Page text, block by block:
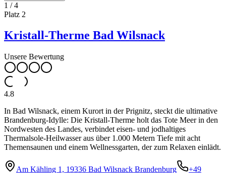
1 /4
Platz 2
Kristall-Therme Bad Wilsnack
Unsere Bewertung
4.8
In Bad Wilsnack, einem Kurort in der Prignitz, steckt die ultimative
Brandenburg-Idylle: Die Kristall-Therme holt das Tote Meer in den
Nordwesten des Landes, verbindet eisen- und jodhaltiges
Thermalsole-Heilwasser aus über 1.000 Metern Tiefe mit acht
Themensaunen und einem Wellnessgarten, der zum Relaxen einlädt.
Am Kähling 1, 19336 Bad Wilsnack Brandenburg
+49